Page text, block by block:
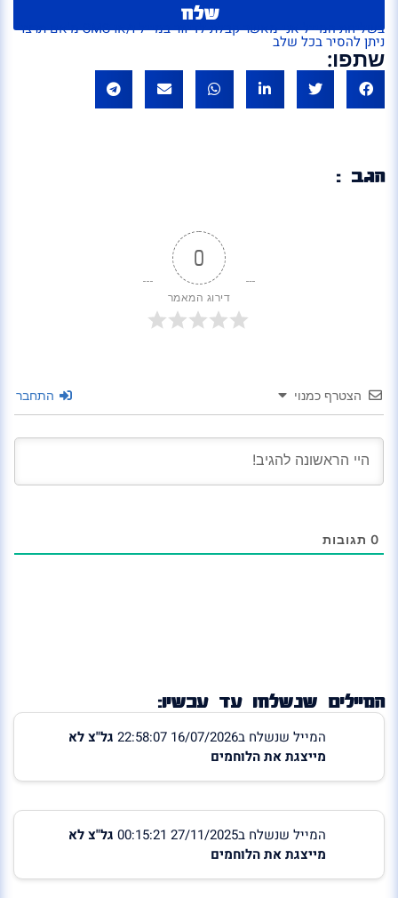
שלח
בשליחת המייל אני מאשר קבלת לדיוור במייל ו/או SMS מ'אם תרצו'
ניתן להסיר בכל שלב
שתפו:
הגב :
0
דירוג המאמר
הצטרף כמנוי התחבר
0 תגובות
המיילים שנשלחו עד עכשיו:
המייל שנשלח ב16/07/2026 22:58:07
גל"צ לא
מייצגת את הלוחמים
המייל שנשלח ב27/11/2025 00:15:21
גל"צ לא
מייצגת את הלוחמים